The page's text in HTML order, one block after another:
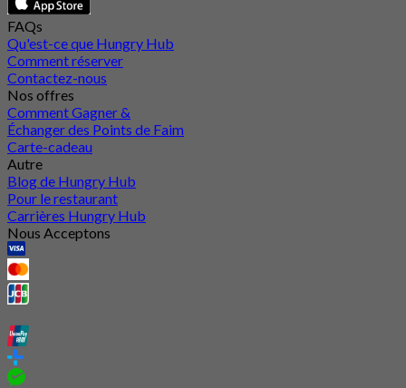
FAQs
Qu'est-ce que Hungry Hub
Comment réserver
Contactez-nous
Nos offres
Comment Gagner &
Échanger des Points de Faim
Carte-cadeau
Autre
Blog de Hungry Hub
Pour le restaurant
Carrières Hungry Hub
Nous Acceptons